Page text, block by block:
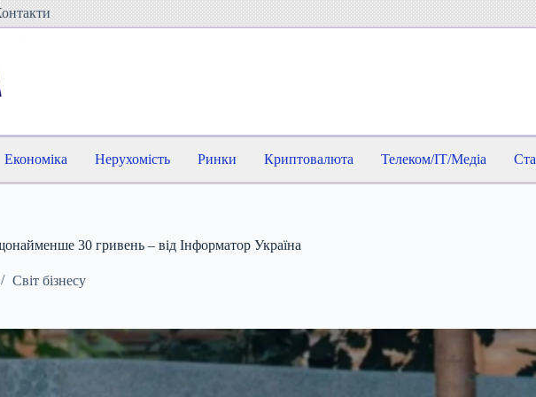
Економіка Нерухомість Ринки Криптовалюта Телеком/IT/Медіа
30 гривень – від Інформатор Україна
Світ бізнесу